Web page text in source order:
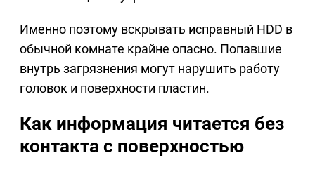
Именно поэтому вскрывать исправный HDD в
обычной комнате крайне опасно. Попавшие
внутрь загрязнения могут нарушить работу
головок и поверхности пластин.
Как информация читается без
контакта с поверхностью